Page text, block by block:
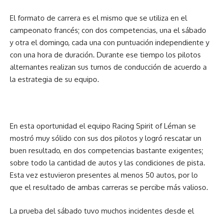
El formato de carrera es el mismo que se utiliza en el
campeonato francés; con dos competencias, una el sábado
y otra el domingo, cada una con puntuación independiente y
con una hora de duración. Durante ese tiempo los pilotos
alternantes realizan sus turnos de conducción de acuerdo a
la estrategia de su equipo.
En esta oportunidad el equipo Racing Spirit of Léman se
mostró muy sólido con sus dos pilotos y logró rescatar un
buen resultado, en dos competencias bastante exigentes;
sobre todo la cantidad de autos y las condiciones de pista.
Esta vez estuvieron presentes al menos 50 autos, por lo
que el resultado de ambas carreras se percibe más valioso.
La prueba del sábado tuvo muchos incidentes desde el